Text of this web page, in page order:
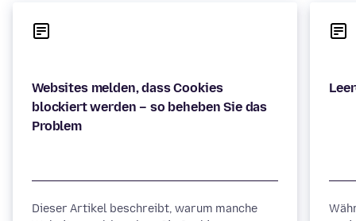
Websites melden, dass Cookies
blockiert werden – so beheben Sie das
Problem
Dieser Artikel beschreibt, warum manche